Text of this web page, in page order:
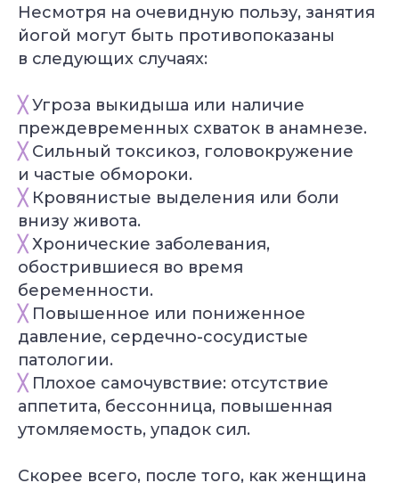
Несмотря на очевидную пользу, занятия
йогой могут быть противопоказаны
в следующих случаях:
╳ Угроза выкидыша или наличие
преждевременных схваток в анамнезе.
╳ Сильный токсикоз, головокружение
и частые обмороки.
╳ Кровянистые выделения или боли
внизу живота.
╳ Хронические заболевания,
обострившиеся во время
беременности.
╳ Повышенное или пониженное
давление, сердечно-сосудистые
патологии.
╳ Плохое самочувствие: отсутствие
аппетита, бессонница, повышенная
утомляемость, упадок сил.
Скорее всего, после того, как женщина